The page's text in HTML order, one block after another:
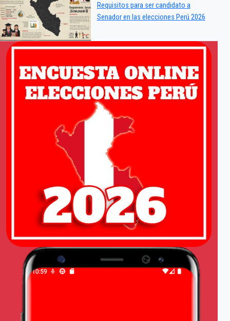
Requisitos para ser candidato a
Senador en las elecciones Perú 2026